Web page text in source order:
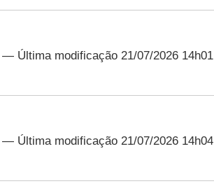
— Última modificação 21/07/2026 14h01
— Última modificação 21/07/2026 14h04